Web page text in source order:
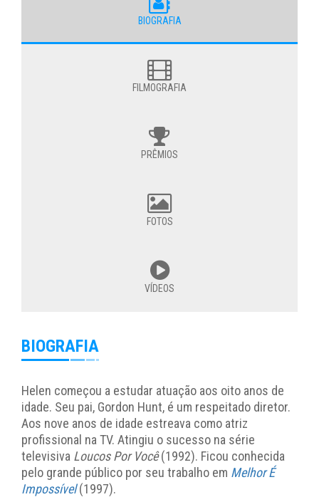
BIOGRAFIA
FILMOGRAFIA
PRÊMIOS
FOTOS
VÍDEOS
BIOGRAFIA
Helen começou a estudar atuação aos oito anos de
idade. Seu pai, Gordon Hunt, é um respeitado diretor.
Aos nove anos de idade estreava como atriz
profissional na TV. Atingiu o sucesso na série
televisiva Loucos Por Você(1992). Ficou conhecida
pelo grande público por seu trabalho em Melhor É
Impossível(1997).